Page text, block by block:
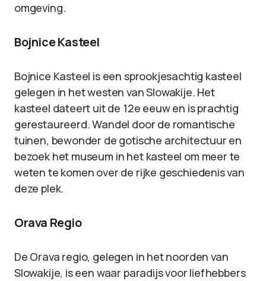
omgeving.
Bojnice Kasteel
Bojnice Kasteel is een sprookjesachtig kasteel
gelegen in het westen van Slowakije. Het
kasteel dateert uit de 12e eeuw en is prachtig
gerestaureerd. Wandel door de romantische
tuinen, bewonder de gotische architectuur en
bezoek het museum in het kasteel om meer te
weten te komen over de rijke geschiedenis van
deze plek.
Orava Regio
De Orava regio, gelegen in het noorden van
Slowakije, is een waar paradijs voor liefhebbers